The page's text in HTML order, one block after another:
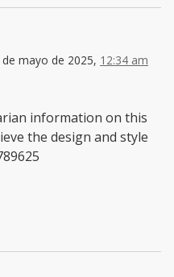
de mayo de 2025, 12:34 am
information on this
the design and style